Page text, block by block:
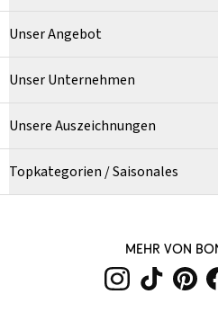
Unser Angebot
Unser Unternehmen
Unsere Auszeichnungen
Topkategorien / Saisonales
MEHR VON